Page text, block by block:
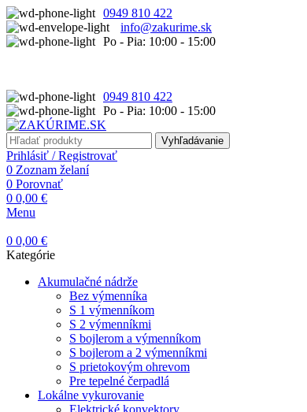
0949 810 422
info@zakurime.sk
Po - Pia: 10:00 - 15:00
0949 810 422
Po - Pia: 10:00 - 15:00
Vyhľadávanie
Prihlásiť / Registrovať
0 Zoznam želaní
0 Porovnať
0 0,00 €
Menu
0 0,00 €
Kategórie
Akumulačné nádrže
Bez výmenníka
S 1 výmenníkom
S 2 výmenníkmi
S bojlerom a výmenníkom
S bojlerom a 2 výmenníkmi
S prietokovým ohrevom
Pre tepelné čerpadlá
Lokálne vykurovanie
Elektrické konvektory